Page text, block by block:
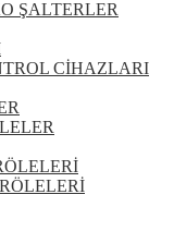
ŞALTERLER
CİHAZLARI